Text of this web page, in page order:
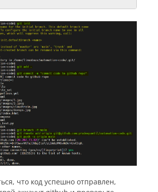
что код успешно отправлен,